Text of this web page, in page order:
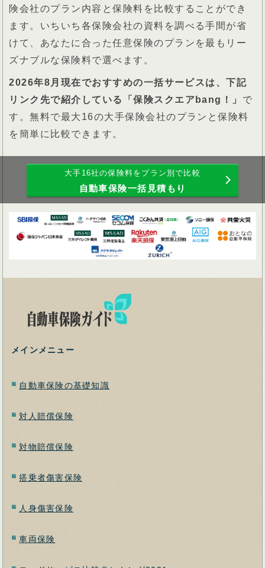
険会社のプラン内容と保険料を比較することができ
ます。いちいち各保険会社の資料を調べる手間が省
けて、あなたに合った任意保険のプランを最もリー
ズナブルな保険料で選べます。
2026年8月現在でおすすめの一括サービスは、下記
リンク先で紹介している「保険スクエアbang！」 で
す。無料で最大16の大手保険会社のプランと保険料
を簡単に比較できます。
大手16社の保険料をプラン別で比較
自動車保険一括見積もり
メインメニュー
自動車保険の基礎知識
対人賠償保険
対物賠償保険
搭乗者傷害保険
人身傷害保険
車両保険